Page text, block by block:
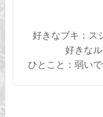
好きなブキ：ス
好きな
ひとこと：弱い